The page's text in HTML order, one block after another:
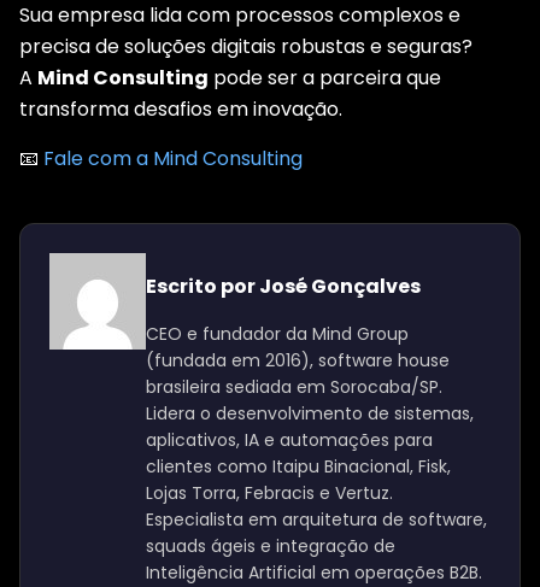
Sua empresa lida com processos complexos e
precisa de soluções digitais robustas e seguras?
A Mind Consulting pode ser a parceira que
transforma desafios em inovação.
📧 Fale com a Mind Consulting
Escrito por José Gonçalves
CEO e fundador da Mind Group
(fundada em 2016), software house
brasileira sediada em Sorocaba/SP.
Lidera o desenvolvimento de sistemas,
aplicativos, IA e automações para
clientes como Itaipu Binacional, Fisk,
Lojas Torra, Febracis e Vertuz.
Especialista em arquitetura de software,
squads ágeis e integração de
Inteligência Artificial em operações B2B.